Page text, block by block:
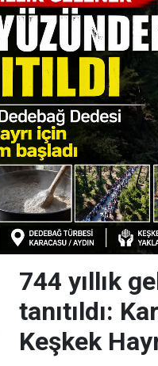
744 yıllık
tanıtıldı:
Keşkek